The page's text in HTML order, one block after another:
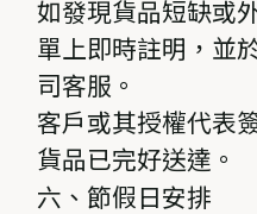
如發現貨品短缺或
單上即時註明，並
司客服。
客戶或其授權代表
貨品已完好送達。
六、節假日安排